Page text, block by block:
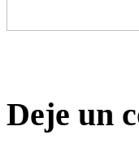
Deje un